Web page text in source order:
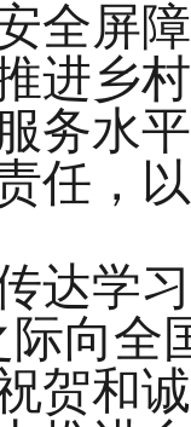
全屏
进乡
务水
任，
学习
际向全
贺和